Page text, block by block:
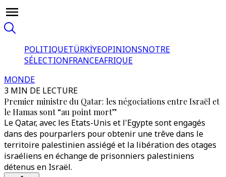
POLITIQUETÜRKİYEOPINIONSNOTRE
SÉLECTIONFRANCEAFRIQUE
MONDE
3 MIN DE LECTURE
Premier ministre du Qatar: les négociations entre Israël et
le Hamas sont “au point mort”
Le Qatar, avec les Etats-Unis et l'Egypte sont engagés
dans des pourparlers pour obtenir une trêve dans le
territoire palestinien assiégé et la libération des otages
israéliens en échange de prisonniers palestiniens
détenus en Israël.